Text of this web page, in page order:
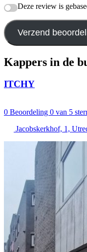
Deze review is
Verzend
Kappers in de
ITCHY
0 Beoordeling 0 van 5
Jacobskerkhof, 1,